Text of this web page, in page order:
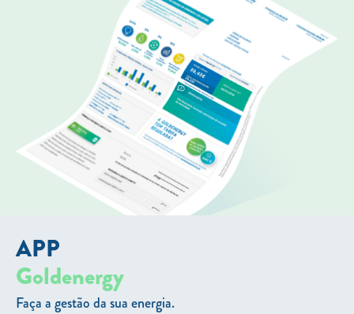
APP
Goldenergy
Faça a gestão da sua energia.